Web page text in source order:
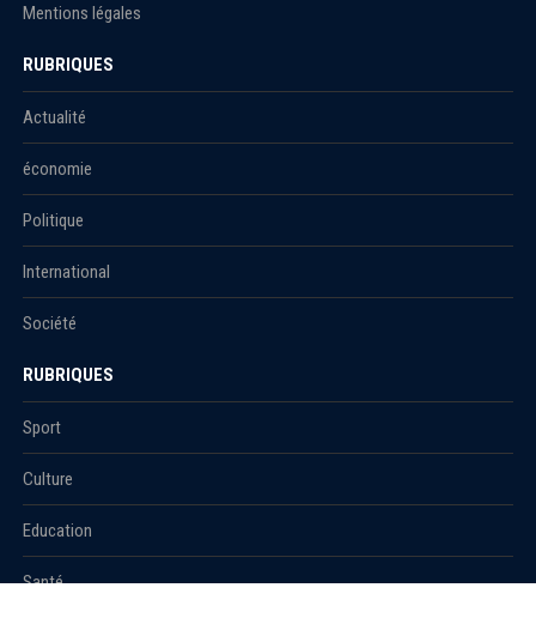
Mentions légales
RUBRIQUES
Actualité
économie
Politique
International
Société
RUBRIQUES
Sport
Culture
Education
Santé